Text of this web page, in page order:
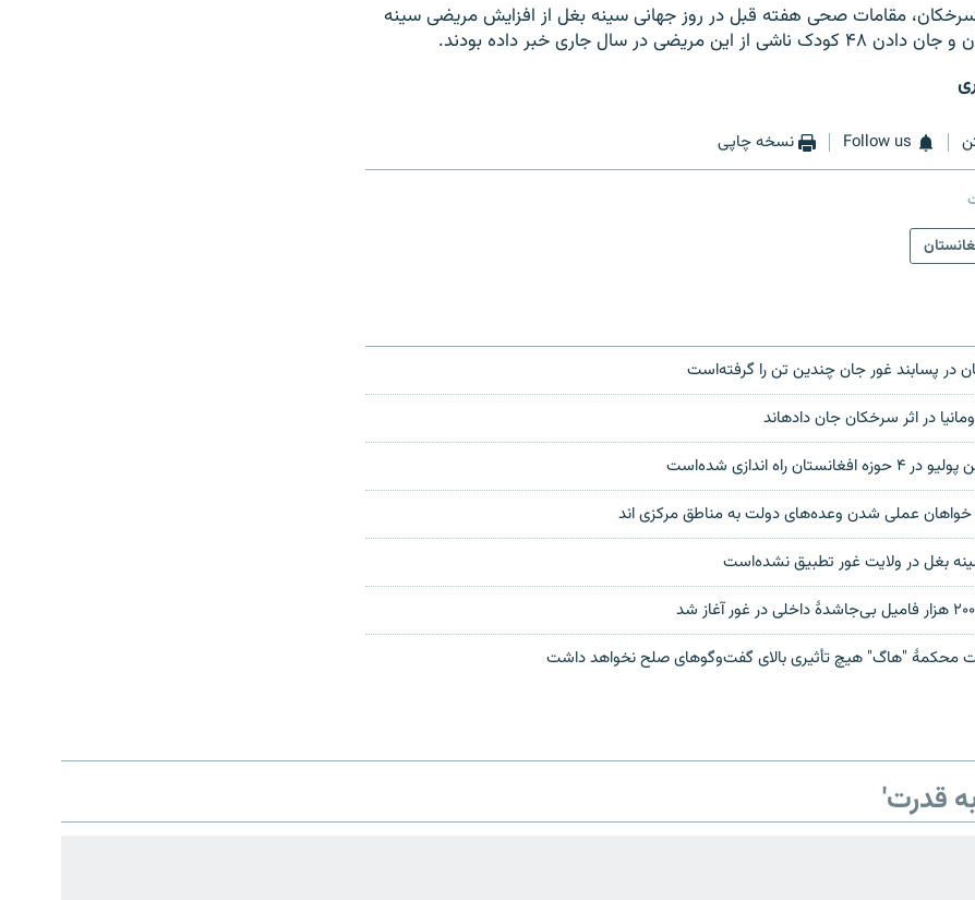
مقامات صحی هفته قبل در روز جهانی سینه بغل از افزایش مریضی سینه
مریضی در سال جاری خبر داده بودند.
Follow us نسخه چاپی
در پسابند غور جان چندین تن را گرفته‌است
راه اندازی شده‌است
خواهان عملی شدن وعده‌های دولت به مناطق مرکزی اند
محکمۀ "هاگ" هیچ تأثیری بالای گفت‌وگوهای صلح نخواهد داشت
قدرت'